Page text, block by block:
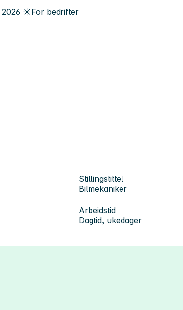
2026 ☀️For bedrifter
Stillingstittel
Bilmekaniker
Arbeidstid
Dagtid, ukedager